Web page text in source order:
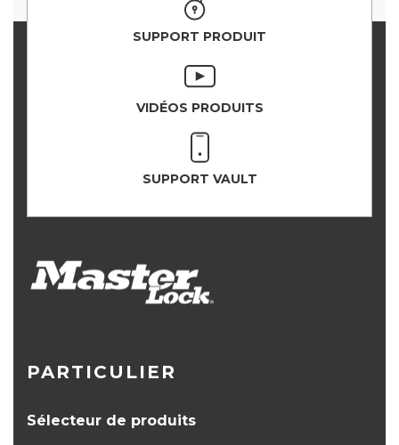
SUPPORT PRODUIT
VIDÉOS PRODUITS
SUPPORT VAULT
PARTICULIER
Sélecteur de produits